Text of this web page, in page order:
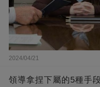
2024/04/21
領導拿捏下屬的5種手